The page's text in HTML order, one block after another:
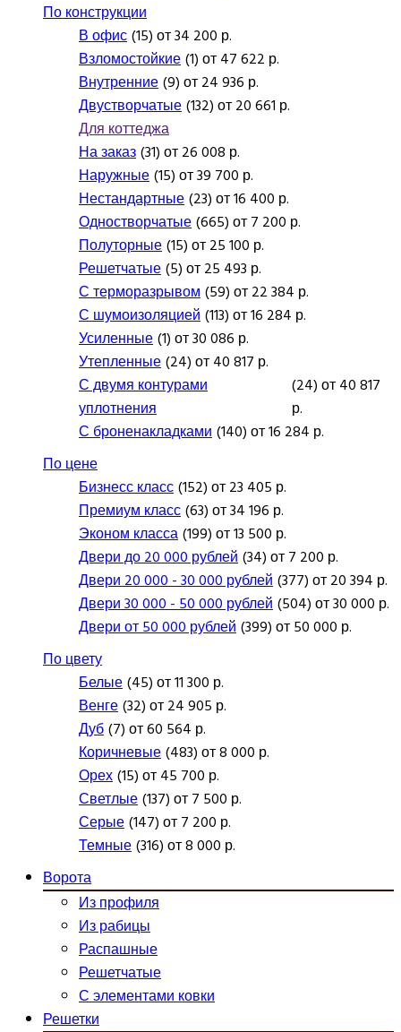
По конструкции
В офис(15) от 34 200 р.
Взломостойкие(1) от 47 622 р.
Внутренние(9) от 24 936 р.
Двустворчатые(132) от 20 661 р.
Для коттеджа
На заказ(31) от 26 008 р.
Наружные(15) от 39 700 р.
Нестандартные(23) от 16 400 р.
Одностворчатые(665) от 7 200 р.
Полуторные(15) от 25 100 р.
Решетчатые(5) от 25 493 р.
С терморазрывом(59) от 22 384 р.
С шумоизоляцией(113) от 16 284 р.
Усиленные(1) от 30 086 р.
Утепленные(24) от 40 817 р.
С двумя контурами
уплотнения
(24) от 40 817
р.
С броненакладками(140) от 16 284 р.
По цене
Бизнесс класс(152) от 23 405 р.
Премиум класс(63) от 34 196 р.
Эконом класса(199) от 13 500 р.
Двери до 20 000 рублей(34) от 7 200 р.
Двери 20 000 - 30 000 рублей(377) от 20 394 р.
Двери 30 000 - 50 000 рублей(504) от 30 000 р.
Двери от 50 000 рублей(399) от 50 000 р.
По цвету
Белые(45) от 11 300 р.
Венге(32) от 24 905 р.
Дуб(7) от 60 564 р.
Коричневые(483) от 8 000 р.
Орех(15) от 45 700 р.
Светлые(137) от 7 500 р.
Серые(147) от 7 200 р.
Темные(316) от 8 000 р.
Ворота
Из профиля
Из рабицы
Распашные
Решетчатые
С элементами ковки
Решетки